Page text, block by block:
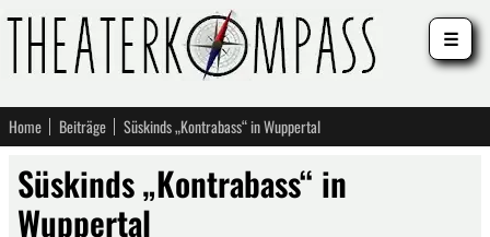
Home Beiträge Süskinds „Kontrabass“ in Wuppertal
Süskinds „Kontrabass“ in
Wuppertal
☰